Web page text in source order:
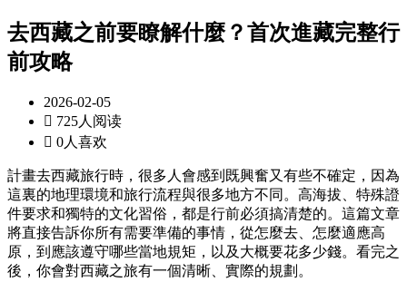
去西藏之前要瞭解什麼？首次進藏完整行
前攻略
2026-02-05
 725人阅读
 0人喜欢
計畫去西藏旅行時，很多人會感到既興奮又有些不確定，因為
這裏的地理環境和旅行流程與很多地方不同。高海拔、特殊證
件要求和獨特的文化習俗，都是行前必須搞清楚的。這篇文章
將直接告訴你所有需要準備的事情，從怎麼去、怎麼適應高
原，到應該遵守哪些當地規矩，以及大概要花多少錢。看完之
後，你會對西藏之旅有一個清晰、實際的規劃。